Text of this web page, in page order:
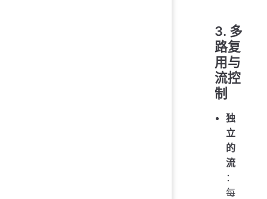
3. 多
路复
用与
流控
制
独
立
的
流
：
每